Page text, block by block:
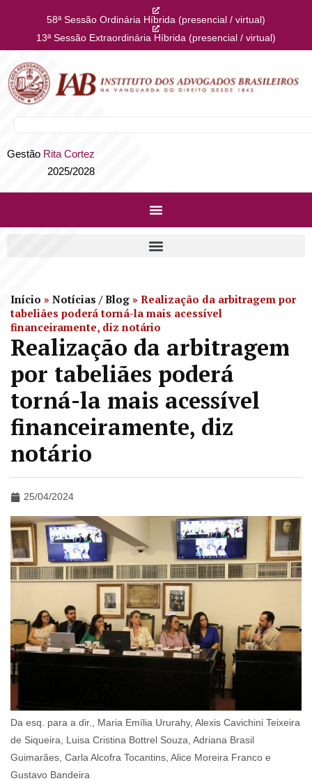
58ª Sessão Ordinária Híbrida (presencial / virtual)
13ª Sessão Extraordinária Híbrida (presencial / virtual)
Gestão Rita Cortez
2025/2028
Início » Notícias / Blog » Realização da arbitragem por
tabeliães poderá torná-la mais acessível
financeiramente, diz notário
Realização da arbitragem
por tabeliães poderá
torná-la mais acessível
financeiramente, diz
notário
25/04/2024
Da esq. para a dir., Maria Emília Ururahy, Alexis Cavichini Teixeira
de Siqueira, Luisa Cristina Bottrel Souza, Adriana Brasil
Guimarães, Carla Alcofra Tocantins, Alice Moreira Franco e
Gustavo Bandeira